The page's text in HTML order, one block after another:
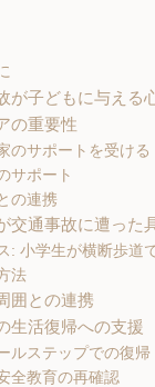
が子どもに与える
の重要性
のサポートを受ける
サポート
の連携
交通事故に遭った
: 小学生が横断歩道
法
囲との連携
生活復帰への支援
ルステップでの復帰
全教育の再確認